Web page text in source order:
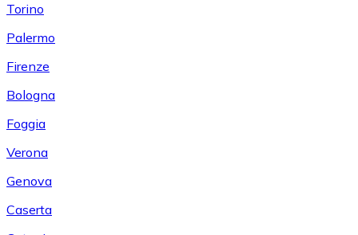
Torino
Palermo
Firenze
Bologna
Foggia
Verona
Genova
Caserta